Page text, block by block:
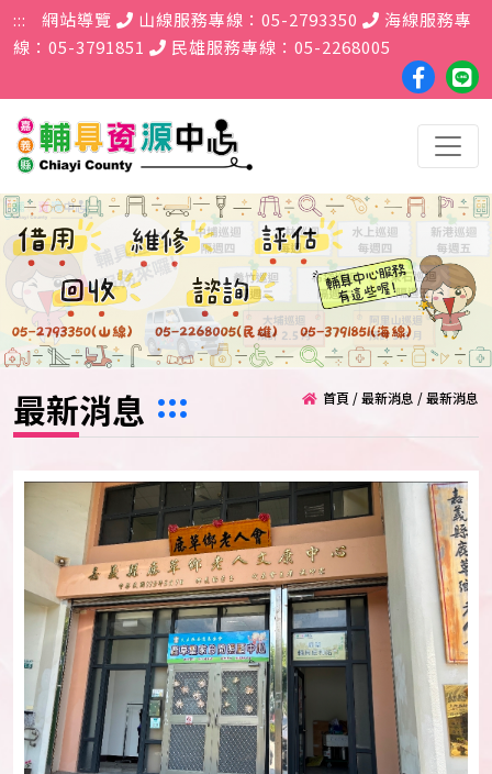
跳到主要內容區塊
::: 網站導覽 山線服務專線：05-2793350
海線服務專
線：05-3791851
民雄服務專線：05-2268005
絲
團
好
友
::: 首頁 /最新消息 /最新消息
最新消息